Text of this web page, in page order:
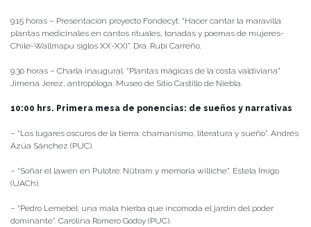
9:15 horas – Presentación proyecto Fondecyt: “Hacer cantar la maravilla:
plantas medicinales en cantos rituales, tonadas y poemas de mujeres-
Chile-Wallmapu siglos XX-XXI”. Dra. Rubí Carreño.
9:30 horas – Charla inaugural. “Plantas mágicas de la costa valdiviana”
Jimena Jerez, antropóloga. Museo de Sitio Castillo de Niebla.
10:00 hrs. Primera mesa de ponencias: de sueños y narrativas
– “Los lugares oscuros de la tierra: chamanismo, literatura y sueño”. Andrés
Azúa Sánchez (PUC).
– “Soñar el lawen en Pulotre: Nütram y memoria williche”. Estela Ímigo
(UACh).
– “Pedro Lemebel: una mala hierba que incomoda el jardín del poder
dominante”. Carolina Romero Godoy (PUC).